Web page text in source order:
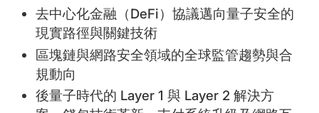
去中心化金融（DeFi）協議邁向量子安全的
現實路徑與關鍵技術
區塊鏈與網路安全領域的全球監管趨勢與合
規動向
後量子時代的 Layer 1 與 Layer 2 解決方